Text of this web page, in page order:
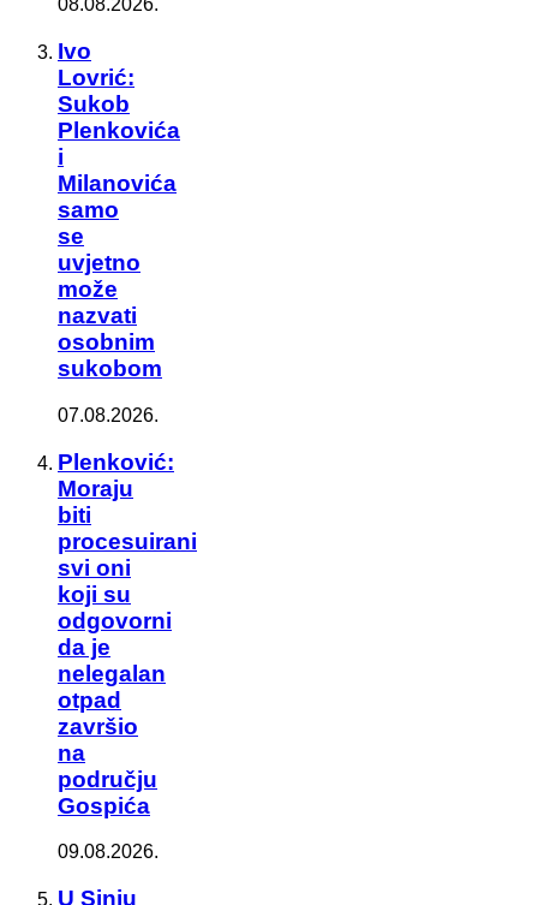
08.08.2026.
Ivo
Lovrić:
Sukob
Plenkovića
i
Milanovića
samo
se
uvjetno
može
nazvati
osobnim
sukobom
07.08.2026.
Plenković:
Moraju
biti
procesuirani
svi oni
koji su
odgovorni
da je
nelegalan
otpad
završio
na
području
Gospića
09.08.2026.
U Sinju